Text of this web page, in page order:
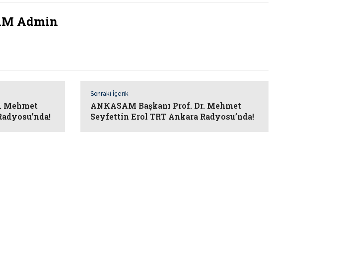
Admin
Mehmet
Sonraki İçerik
ANKASAM Başkanı Prof. Dr. Mehmet
Seyfettin Erol TRT Ankara Radyosu’nda!